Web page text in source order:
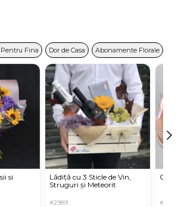
Fina Dor de Casa Abonamente Florale
si
Lădiță cu 3 Sticle de Vin,
Struguri și Meteorit
#2989 #3266